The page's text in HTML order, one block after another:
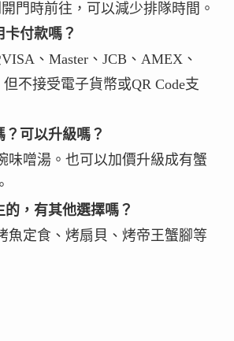
門時前往，可以減少排隊時間。
付款嗎？
、Master、JCB、AMEX、
不接受電子貨幣或QR Code支
可以升級嗎？
味噌湯。也可以加價升級成有蟹
，有其他選擇嗎？
魚定食、烤扇貝、烤帝王蟹腳等